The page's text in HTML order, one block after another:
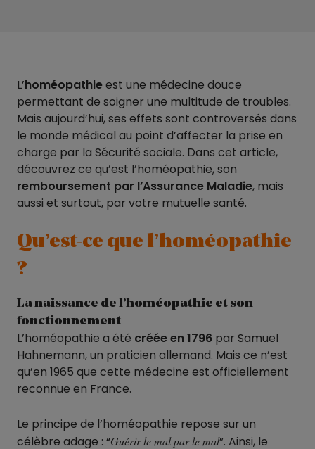
L’homéopathieest une médecine douce
permettant de soigner une multitude de troubles.
Mais aujourd’hui, ses effets sont controversés dans
le monde médical au point d’affecter la prise en
charge par la Sécurité sociale. Dans cet article,
découvrez ce qu’est l’homéopathie, son
remboursement par l’Assurance Maladie, mais
aussi et surtout, par votre mutuelle santé.
Qu’est-ce que l’homéopathie
?
La naissance de l’homéopathie et son
fonctionnement
L’homéopathie a été créée en 1796 par Samuel
Hahnemann, un praticien allemand. Mais ce n’est
qu’en 1965 que cette médecine est officiellement
reconnue en France.
Le principe de l’homéopathie repose sur un
célèbre adage : “Guérir le mal par le mal”. Ainsi, le